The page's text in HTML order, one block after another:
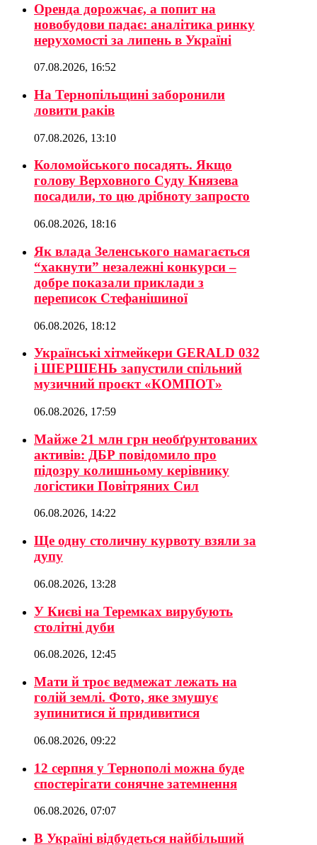
Оренда дорожчає, а попит на
новобудови падає: аналітика ринку
нерухомості за липень в Україні
07.08.2026, 16:52
На Тернопільщині заборонили
ловити раків
07.08.2026, 13:10
Коломойського посадять. Якщо
голову Верховного Суду Князева
посадили, то цю дрібноту запросто
06.08.2026, 18:16
Як влада Зеленського намагається
“хакнути” незалежні конкурси –
добре показали приклади з
переписок Стефанішиної
06.08.2026, 18:12
Українські хітмейкери GERALD 032
і ШЕРШЕНЬ запустили спільний
музичний проєкт «КОМПОТ»
06.08.2026, 17:59
Майже 21 млн грн необґрунтованих
активів: ДБР повідомило про
підозру колишньому керівнику
логістики Повітряних Сил
06.08.2026, 14:22
Ще одну столичну курвоту взяли за
дупу
06.08.2026, 13:28
У Києві на Теремках вирубують
столітні дуби
06.08.2026, 12:45
Мати й троє ведмежат лежать на
голій землі. Фото, яке змушує
зупинитися й придивитися
06.08.2026, 09:22
12 серпня у Тернополі можна буде
спостерігати сонячне затемнення
06.08.2026, 07:07
В Україні відбудеться найбільший